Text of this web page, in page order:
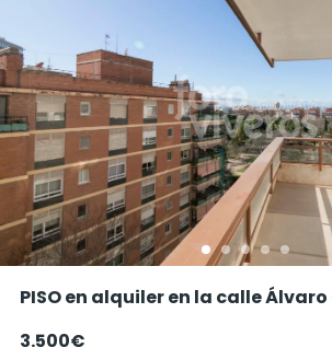
PISO en alquiler en la calle
3.500€